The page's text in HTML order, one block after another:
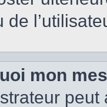
de
mon